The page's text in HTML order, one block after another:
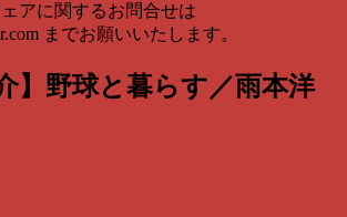
アに関するお問合せは
までお願いいたします。
】野球と暮らす／雨本洋